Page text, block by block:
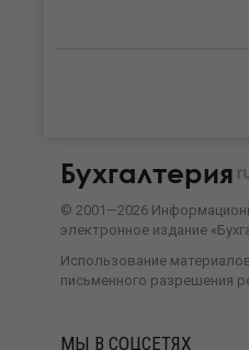
Бухгалтерия
© 2001—2026
электронное издание
Использование
письменного разрешения
МЫ В СОЦСЕТЯХ